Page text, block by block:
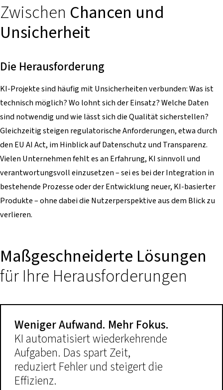
Zwischen Chancen und
Unsicherheit
Die Herausforderung
KI-Projekte sind häufig mit Unsicherheiten verbunden: Was ist
technisch möglich? Wo lohnt sich der Einsatz? Welche Daten
sind notwendig und wie lässt sich die Qualität sicherstellen?
Gleichzeitig steigen regulatorische Anforderungen, etwa durch
den EU AI Act, im Hinblick auf Datenschutz und Transparenz.
Vielen Unternehmen fehlt es an Erfahrung, KI sinnvoll und
verantwortungsvoll einzusetzen – sei es bei der Integration in
bestehende Prozesse oder der Entwicklung neuer, KI-basierter
Produkte – ohne dabei die Nutzerperspektive aus dem Blick zu
verlieren.
Maßgeschneiderte Lösungen
für Ihre Herausforderungen
Weniger Aufwand. Mehr Fokus.
KI automatisiert wiederkehrende
Aufgaben. Das spart Zeit,
reduziert Fehler und steigert die
Effizienz.